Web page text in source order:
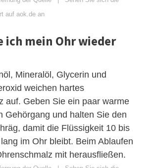
auf aok.de an
ich mein Ohr wieder
Mineralöl, Glycerin und
weichen hartes
auf. Geben Sie ein paar warme
Gehörgang und halten Sie den
damit die Flüssigkeit 10 bis
im Ohr bleibt. Beim Ablaufen
mit herausfließen.